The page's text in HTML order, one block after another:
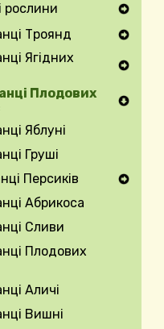
рослини
Navigation Menu
Троянд
Navigation Menu
Ягідних
Navigation Menu
Плодових
Яблуні
Груші
ПерсиківNavigation Menu
Абрикоса
Сливи
Плодових
Аличі
Вишні